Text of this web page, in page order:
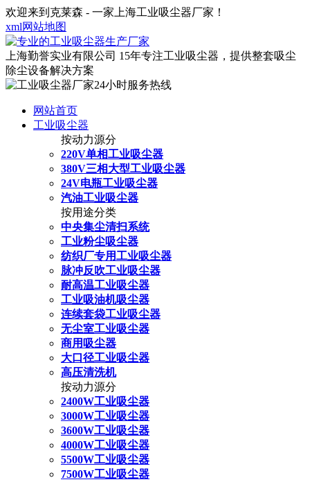
欢迎来到克莱森 - 一家上海工业吸尘器厂家！
xml网站地图
上海勤誉实业有限公司 15年专注工业吸尘器，提供整套吸尘
除尘设备解决方案
网站首页
工业吸尘器
按动力源分
220V单相工业吸尘器
380V三相大型工业吸尘器
24V电瓶工业吸尘器
汽油工业吸尘器
按用途分类
中央集尘清扫系统
工业粉尘吸尘器
纺织厂专用工业吸尘器
脉冲反吹工业吸尘器
耐高温工业吸尘器
工业吸油机吸尘器
连续套袋工业吸尘器
无尘室工业吸尘器
商用吸尘器
大口径工业吸尘器
高压清洗机
按动力源分
2400W工业吸尘器
3000W工业吸尘器
3600W工业吸尘器
4000W工业吸尘器
5500W工业吸尘器
7500W工业吸尘器